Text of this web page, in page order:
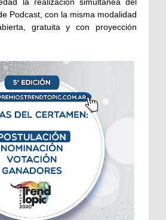
la realización simultánea del
Podcast, con la misma modalidad
gratuita y con proyección